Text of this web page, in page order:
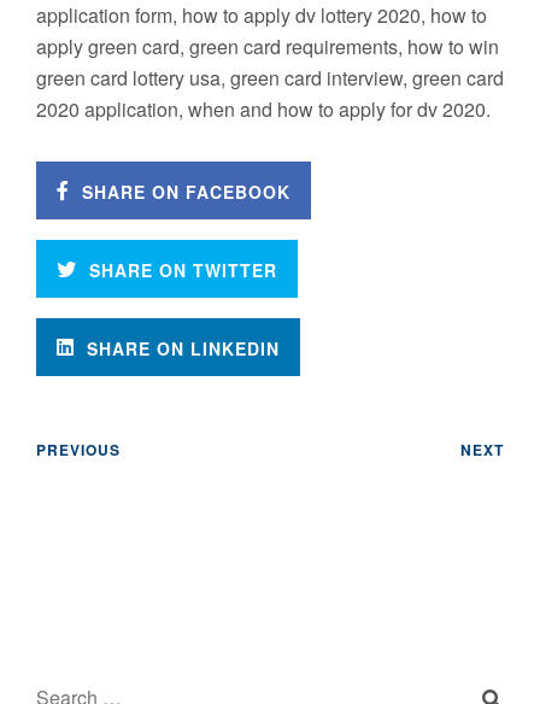
application form, how to apply dv lottery 2020, how to
apply green card, green card requirements, how to win
green card lottery usa, green card interview, green card
2020 application, when and how to apply for dv 2020.
SHARE ON FACEBOOK
SHARE ON TWITTER
SHARE ON LINKEDIN
PREVIOUS NEXT